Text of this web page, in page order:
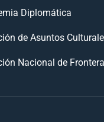
Diplomática
de Asuntos
Nacional de